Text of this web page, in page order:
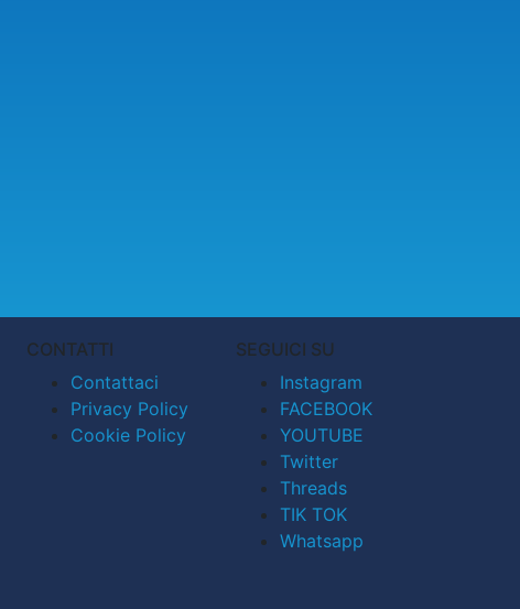
CONTATTI
Contattaci
Privacy Policy
Cookie Policy
SEGUICI SU
Instagram
FACEBOOK
YOUTUBE
Twitter
Threads
TIK TOK
Whatsapp